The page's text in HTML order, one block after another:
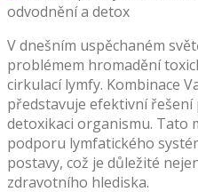
V dnešním uspěchaném
problémem hromadění
cirkulací lymfy. Kombinace
představuje efektivní
detoxikaci organismu. Tato
podporu lymfatického
postavy, což je důležité
zdravotního hlediska.